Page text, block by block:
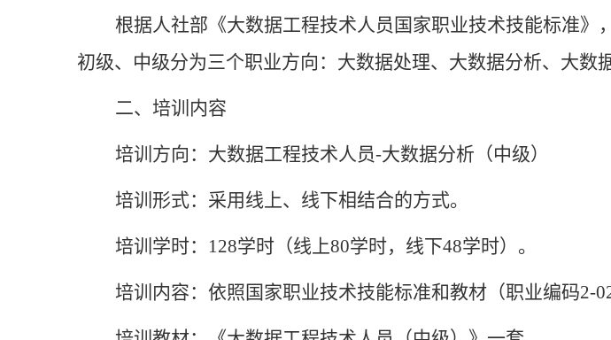
根据人社部《大数据工程技术人员国家职业技术技能标准》
初级、中级分为三个职业方向：大数据处理、大数据分析、大数
二、 培训 内容
培训方向：大数据工程技术人员-大数据分析（中级）
培训形式：采用线上、线下相结合的方式。
培训学时： 128学时（线上80学时，线下48学时）。
培训内容：依照国家职业技术技能标准和教材（职业编码2-